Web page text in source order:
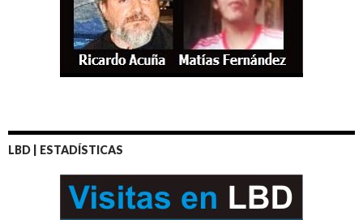
LBD | ESTADÍSTICAS